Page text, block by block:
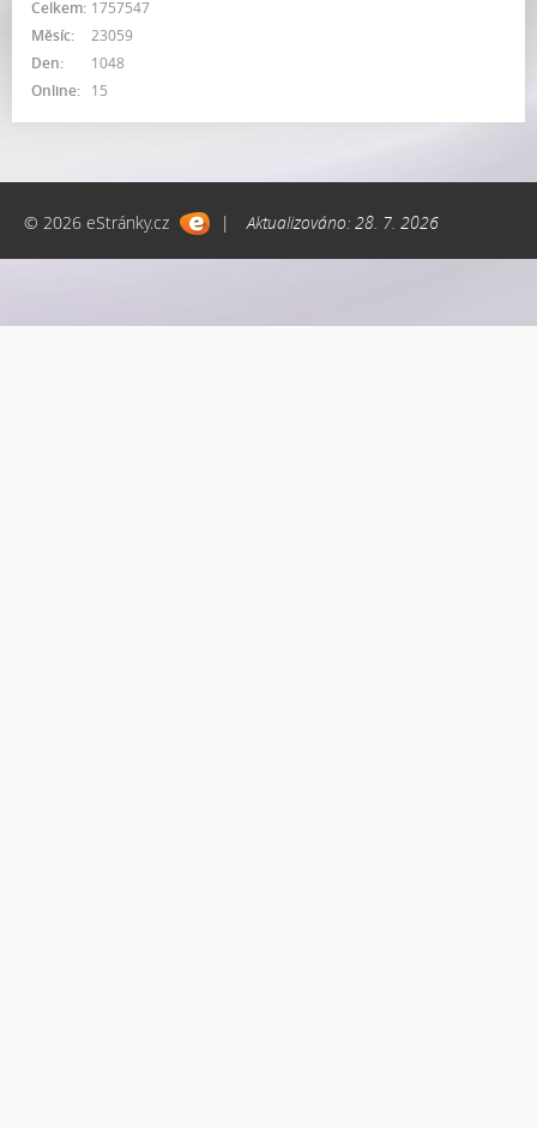
Online: 15
Celkem: 1757547
Měsíc:
23059
Den:
1048
© 2026 eStránky.cz | Aktualizováno: 28. 7. 2026